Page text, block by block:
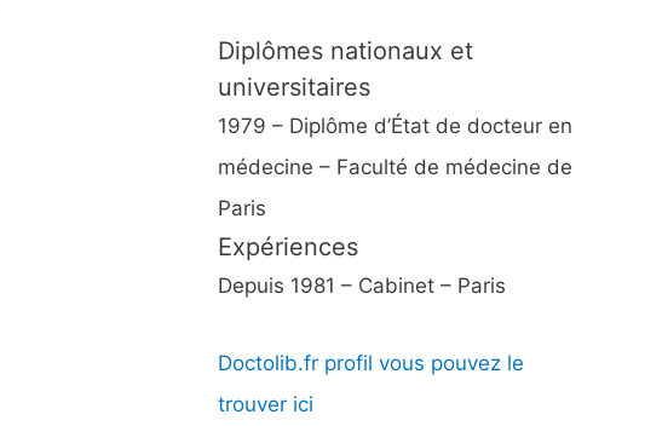
Diplômes nationaux et
universitaires
1979 – Diplôme d’État de docteur en
médecine – Faculté de médecine de
Paris
Expériences
Depuis 1981 – Cabinet – Paris
Doctolib.fr profil vous pouvez le
trouver ici